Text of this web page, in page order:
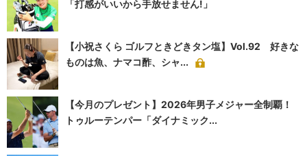
「打感がいいから手放せません!」
【小祝さくら ゴルフときどきタン塩】Vol.92 好きな
ものは魚、ナマコ酢、シャ...
【今月のプレゼント】2026年男子メジャー全制覇！
トゥルーテンパー「ダイナミック...